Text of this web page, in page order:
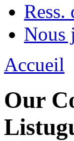
Ress.
Nous
Accueil
Our